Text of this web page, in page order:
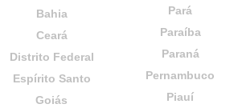
Bahia
Ceará
Distrito Federal
Espírito Santo
Goiás
Pará
Paraíba
Paraná
Pernambuco
Piauí